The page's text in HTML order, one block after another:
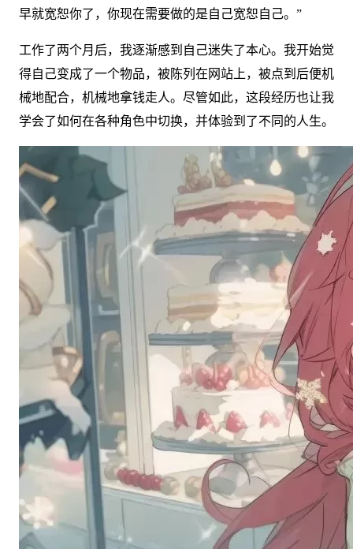
早就宽恕你了，你现在需要做的是自己宽恕自己。”
工作了两个月后，我逐渐感到自己迷失了本心。我开始觉
得自己变成了一个物品，被陈列在网站上，被点到后便机
械地配合，机械地拿钱走人。尽管如此，这段经历也让我
学会了如何在各种角色中切换，并体验到了不同的人生。